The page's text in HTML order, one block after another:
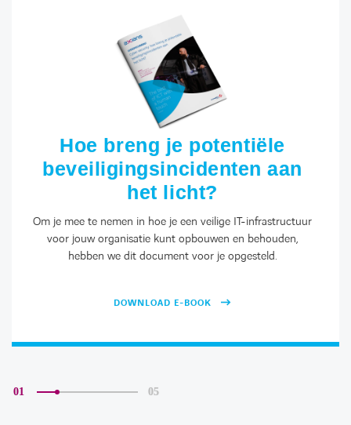
Hoe breng je potentiële
beveiligingsincidenten aan
het licht?
Om je mee te nemen in hoe je een veilige IT-infrastructuur
voor jouw organisatie kunt opbouwen en behouden,
hebben we dit document voor je opgesteld.
DOWNLOAD E-BOOK
01 05